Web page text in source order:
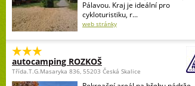
Pálavou. Kraj je ideální pro
cykloturistiku, r...
web stránky
autocamping ROZKOŠ
Třída.T.G.Masaryka 836, 55203 Česká Skalice